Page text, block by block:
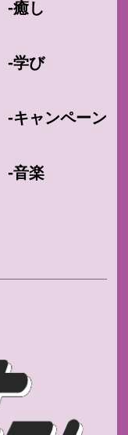
-癒し
-学び
-キャンペーン
-音楽